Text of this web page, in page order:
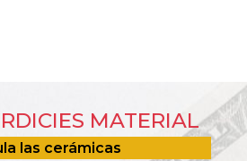
MATERIAL
las cerámicas